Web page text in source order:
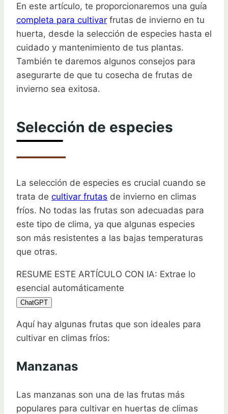
En este artículo, te proporcionaremos una guía
completa para cultivar frutas de invierno en tu
huerta, desde la selección de especies hasta el
cuidado y mantenimiento de tus plantas.
También te daremos algunos consejos para
asegurarte de que tu cosecha de frutas de
invierno sea exitosa.
Selección de especies
La selección de especies es crucial cuando se
trata de cultivar frutas de invierno en climas
fríos. No todas las frutas son adecuadas para
este tipo de clima, ya que algunas especies
son más resistentes a las bajas temperaturas
que otras.
RESUME ESTE ARTÍCULO CON IA: Extrae lo
esencial automáticamente
ChatGPT
Aquí hay algunas frutas que son ideales para
cultivar en climas fríos:
Manzanas
Las manzanas son una de las frutas más
populares para cultivar en huertas de climas